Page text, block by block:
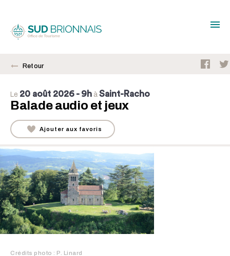
Retour
Le 20 août 2026 - 9h à Saint-Racho
Balade audio et jeux
Ajouter aux favoris
Crédits photo : P. Linard